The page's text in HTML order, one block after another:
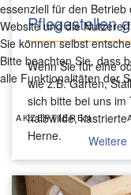
Pflegestellen
Wenn Sie für eine
wie z.B. Garten,
sich bitte bei uns
halbwilde,
Herne.
essenziell für den
Website und die
Sie können selbst
Bitte beachten Sie, dass
alle Funktionalitäten der
AKZEPTIEREN
Weitere